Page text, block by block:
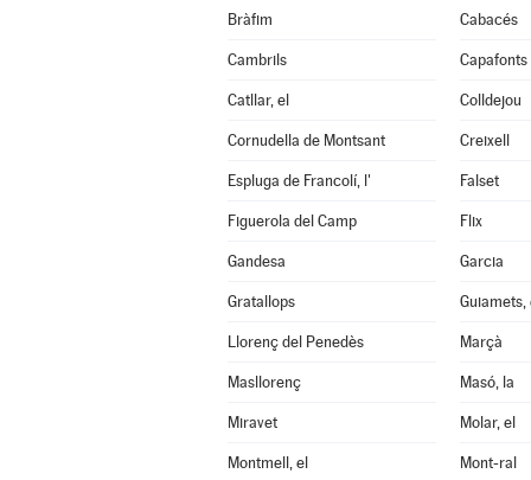
Bràfim Cabacés
Cambrils Capafonts
Catllar, el Colldejou
Cornudella de Montsant Creixell
Espluga de Francolí, l' Falset
Figuerola del Camp Flix
Gandesa Garcia
Gratallops Guiamets,
Llorenç del Penedès Marçà
Masllorenç Masó, la
Miravet Molar, el
Montmell, el Mont-ral